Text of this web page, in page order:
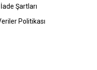
Şartları
Politikası